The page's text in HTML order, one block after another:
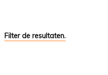
Filter de resultaten.